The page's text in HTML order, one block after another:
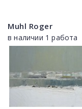
Muhl Roger
в наличии 1 работа